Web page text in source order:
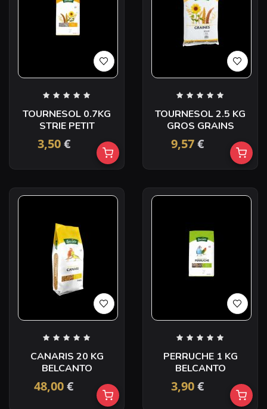
TOURNESOL 0.7KG
STRIE PETIT
3,50€
TOURNESOL 2.5 KG
GROS GRAINS
9,57€
CANARIS 20 KG
BELCANTO
48,00€
PERRUCHE 1 KG
BELCANTO
3,90€